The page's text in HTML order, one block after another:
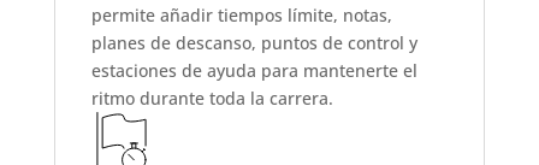
permite añadir tiempos límite, notas,
planes de descanso, puntos de control y
estaciones de ayuda para mantenerte el
ritmo durante toda la carrera.